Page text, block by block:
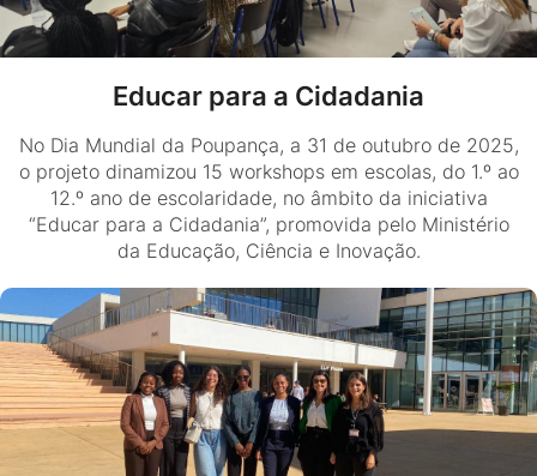
Educar para a Cidadania
No Dia Mundial da Poupança, a 31 de outubro de 2025,
o projeto dinamizou 15 workshops em escolas, do 1.º ao
12.º ano de escolaridade, no âmbito da iniciativa
“Educar para a Cidadania”, promovida pelo Ministério
da Educação, Ciência e Inovação.